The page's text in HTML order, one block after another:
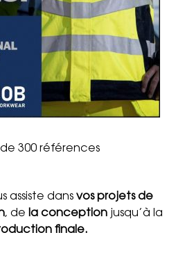
de 300 références
assiste dans vos projets de
, de la conceptionjusqu’à la
finale.